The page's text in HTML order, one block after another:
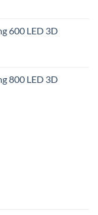
600 LED 3D
800 LED 3D